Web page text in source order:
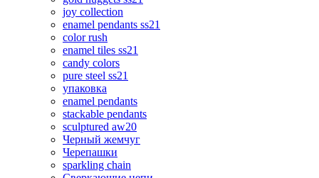
joy collection
enamel pendants ss21
color rush
enamel tiles ss21
candy colors
pure steel ss21
упаковка
enamel pendants
stackable pendants
sculptured aw20
Черный жемчуг
Черепашки
sparkling chain